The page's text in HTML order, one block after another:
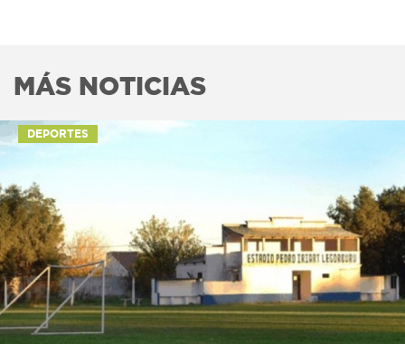
MÁS NOTICIAS
DEPORTES